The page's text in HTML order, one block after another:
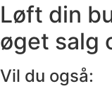
Løft din
øget salg
Vil du også: